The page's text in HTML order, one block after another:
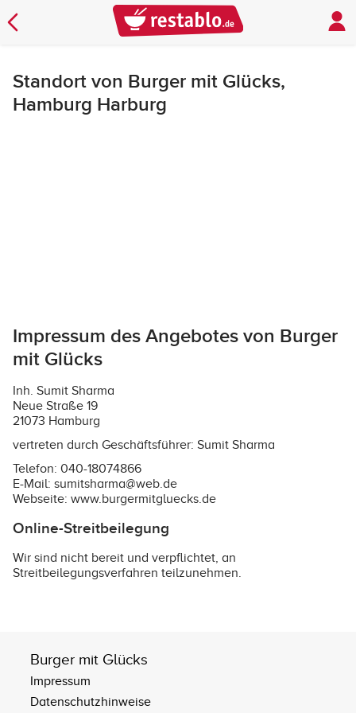
Standort von Burger mit Glücks,
Hamburg Harburg
Impressum des Angebotes von Burger
mit Glücks
Inh. Sumit Sharma
Neue Straße 19
21073 Hamburg
vertreten durch Geschäftsführer: Sumit Sharma
Telefon: 040-18074866
E-Mail: sumitsharma@web.de
Webseite: www.burgermitgluecks.de
Online-Streitbeilegung
Wir sind nicht bereit und verpflichtet, an
Streitbeilegungsverfahren teilzunehmen.
Burger mit Glücks
Impressum
Datenschutzhinweise